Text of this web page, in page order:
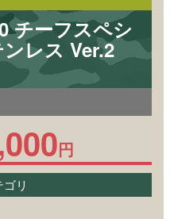
チーフスペシ
ンレス Ver.2
円
リ